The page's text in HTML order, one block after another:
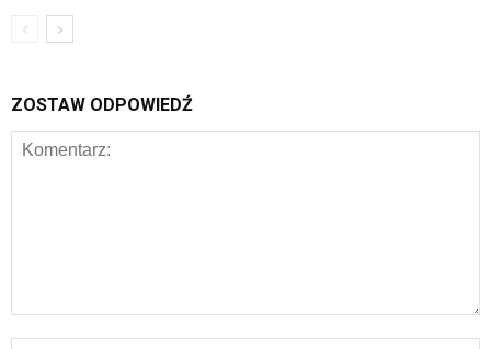
ZOSTAW ODPOWIEDŹ